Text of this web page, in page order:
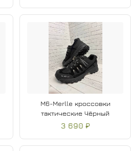
M6-Merlle кроссовки
тактические Чёрный
3 690 ₽